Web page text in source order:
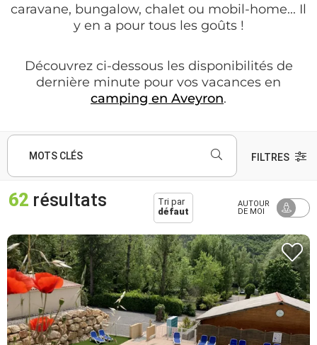
caravane, bungalow, chalet ou mobil-home... Il
y en a pour tous les goûts !
Découvrez ci-dessous les disponibilités de
dernière minute pour vos vacances en
camping en Aveyron.
MOTS CLÉS FILTRES
62 résultats
Tri par
défaut
AUTOUR
DE MOI